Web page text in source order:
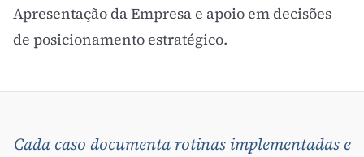
Apresentação da Empresa e apoio em decisões
de posicionamento estratégico.
Cada caso documenta rotinas implementadas e